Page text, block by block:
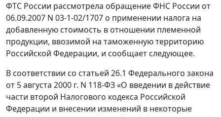
ФТС России рассмотрела обращение ФНС России от
06.09.2007 N 03-1-02/1707 о применении налога на
добавленную стоимость в отношении племенной
продукции, ввозимой на таможенную территорию
Российской Федерации, и сообщает следующее.
В соответствии со статьей 26.1 Федерального закона
от 5 августа 2000 г. N 118-ФЗ «О введении в действие
части второй Налогового кодекса Российской
Федерации и внесении изменений в некоторые